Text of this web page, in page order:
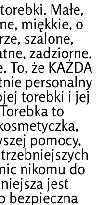
Małe,
miękkie, o
szalone,
zadziorne.
To, że KAŻDA
personalny
torebki i jej
to
pomocy,
nikomu do
jest
bezpieczna